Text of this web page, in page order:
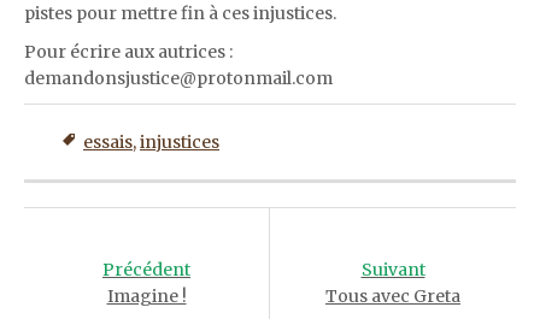
pistes pour mettre fin à ces injustices.
Pour écrire aux autrices :
demandonsjustice@protonmail.com
essais,injustices
navigationPrécédent
Imagine !
Suivant
Tous avec Greta